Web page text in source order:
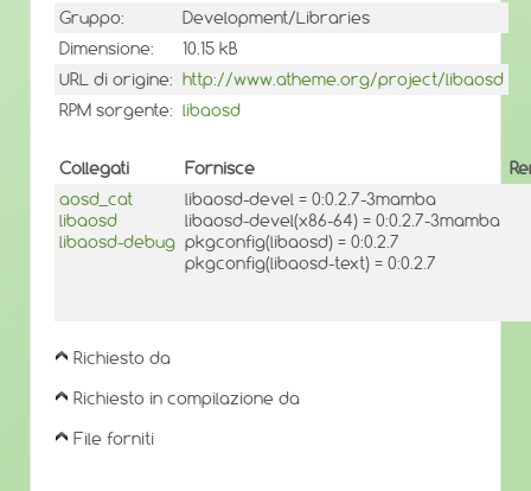
Gruppo:
Development/Libraries
Dimensione:
10.15 kB
URL di origine: http://www.atheme.org/project/libaosd
RPM sorgente: libaosd
Collegati Fornisce
aosd_cat
libaosd
libaosd-debug
libaosd-devel = 0:0.2.7-3mamba
libaosd-devel(x86-64) = 0:0.2.7-3mamba
pkgconfig(libaosd) = 0:0.2.7
pkgconfig(libaosd-text) = 0:0.2.7
Richiesto da
Richiesto in compilazione da
File forniti